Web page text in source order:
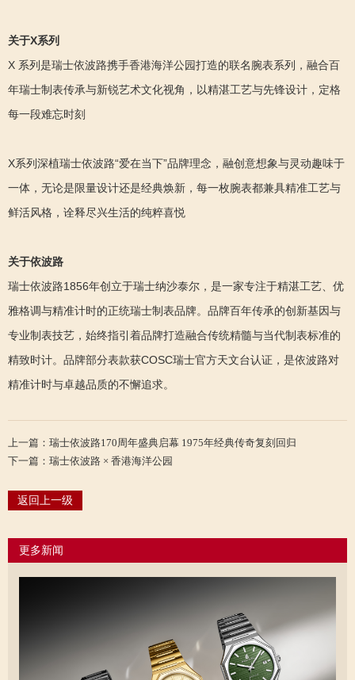
关于X系列
X 系列是瑞士依波路携手香港海洋公园打造的联名腕表系列，融合百
年瑞士制表传承与新锐艺术文化视角，以精湛工艺与先锋设计，定格
每一段难忘时刻
X系列深植瑞士依波路“爱在当下”品牌理念，融创意想象与灵动趣味于
一体，无论是限量设计还是经典焕新，每一枚腕表都兼具精准工艺与
鲜活风格，诠释尽兴生活的纯粹喜悦
关于依波路
瑞士依波路1856年创立于瑞士纳沙泰尔，是一家专注于精湛工艺、优
雅格调与精准计时的正统瑞士制表品牌。品牌百年传承的创新基因与
专业制表技艺，始终指引着品牌打造融合传统精髓与当代制表标准的
精致时计。品牌部分表款获COSC瑞士官方天文台认证，是依波路对
精准计时与卓越品质的不懈追求。
上一篇：瑞士依波路170周年盛典启幕 1975年经典传奇复刻回归
下一篇：瑞士依波路 × 香港海洋公园
返回上一级
更多新闻